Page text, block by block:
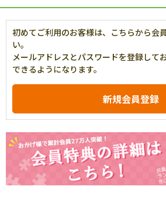
初めてご利用のお客様は、こちらから会
い。
メールアドレスとパスワードを登録して
できるようになります。